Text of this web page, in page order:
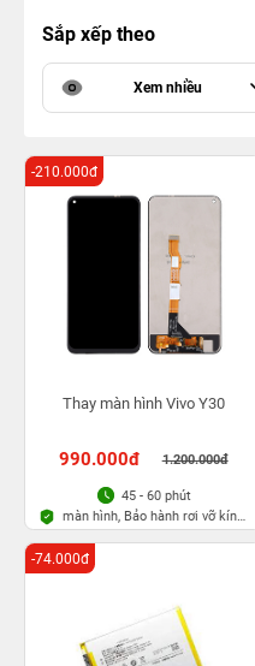
Sắp xếp theo
Xem nhiều
Thay màn hình Vivo Y30
990.000đ 1.200.000đ
-210.000đ
45 - 60 phút
màn hình, Bảo hành rơi vỡ kính
1 lần trong 3 tháng
-74.000đ